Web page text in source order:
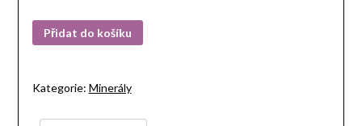
Přidat do košíku
Kategorie: Minerály